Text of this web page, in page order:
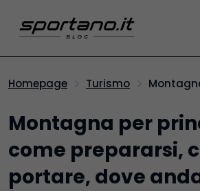
Homepage Turismo
Montagna per
come prepararsi,
portare, dove